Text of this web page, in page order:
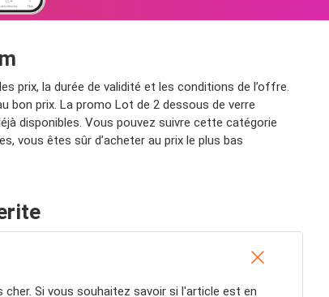
prix, la durée de validité et les conditions de l’offre.
prix. La promo Lot de 2 dessous de verre
disponibles. Vous pouvez suivre cette catégorie
vous êtes sûr d’acheter au prix le plus bas
cher. Si vous souhaitez savoir si l'article est en